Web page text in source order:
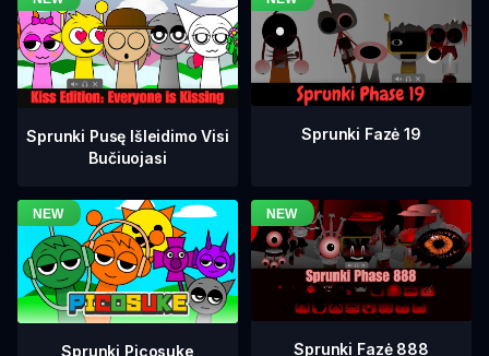
Sprunki Pusę Išleidimo Visi
Bučiuojasi
Sprunki Fazė 19
Sprunki Picosuke Sprunki Fazė 888